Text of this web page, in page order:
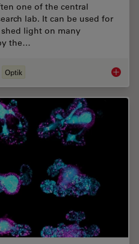
one of the central
lab. It can be used for
light on many
the…
Optik Factors